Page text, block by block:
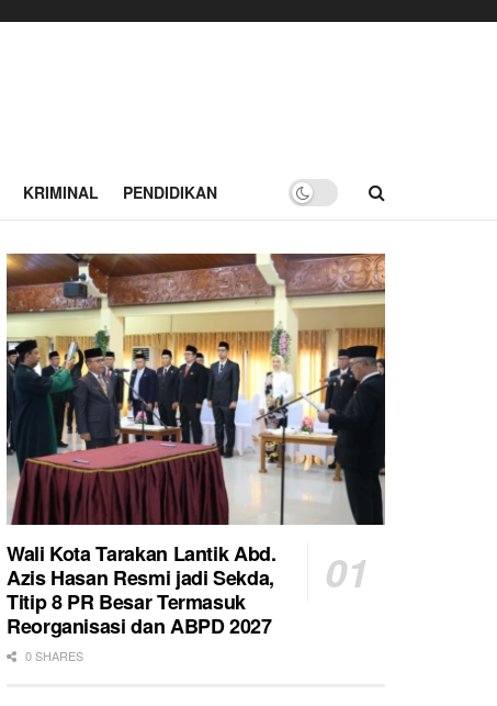
KRIMINAL PENDIDIKAN
Wali Kota Tarakan Lantik Abd.
Azis Hasan Resmi jadi Sekda,
Titip 8 PR Besar Termasuk
Reorganisasi dan ABPD 2027
0 SHARES